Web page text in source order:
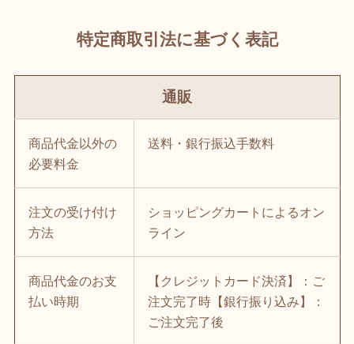
特定商取引法に基づく表記
通販
商品代金以外の
必要料金
送料・銀行振込手数料
注文の受け付け
方法
ショッピングカートによるオン
ライン
商品代金のお支
払い時期
【クレジットカード決済】：ご
注文完了時【銀行振り込み】：
ご注文完了後